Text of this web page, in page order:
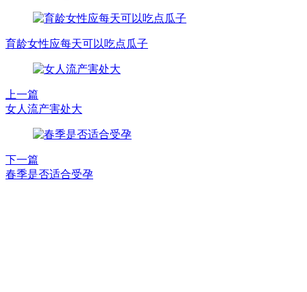
育龄女性应每天可以吃点瓜子
上一篇
女人流产害处大
下一篇
春季是否适合受孕